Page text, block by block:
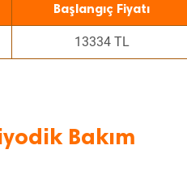
Başlangıç Fiyatı
13334 TL
Bakım